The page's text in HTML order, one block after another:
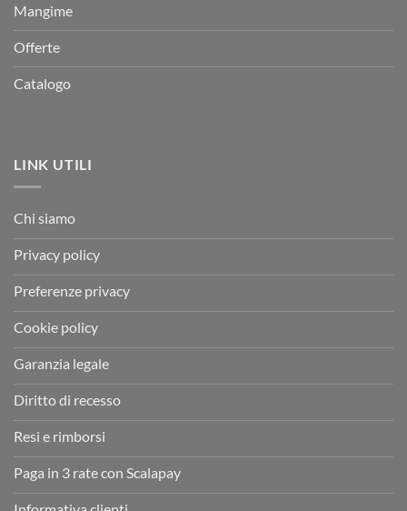
Mangime
Offerte
Catalogo
LINK UTILI
Chi siamo
Privacy policy
Preferenze privacy
Cookie policy
Garanzia legale
Diritto di recesso
Resi e rimborsi
Paga in 3 rate con Scalapay